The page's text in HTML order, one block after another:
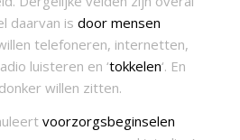
daarvan is door mensen
telefoneren, internetten,
luisteren en ‘tokkelen‘. En
willen zitten.
voorzorgsbeginselen